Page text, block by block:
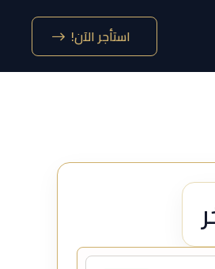
استأجر الآن!